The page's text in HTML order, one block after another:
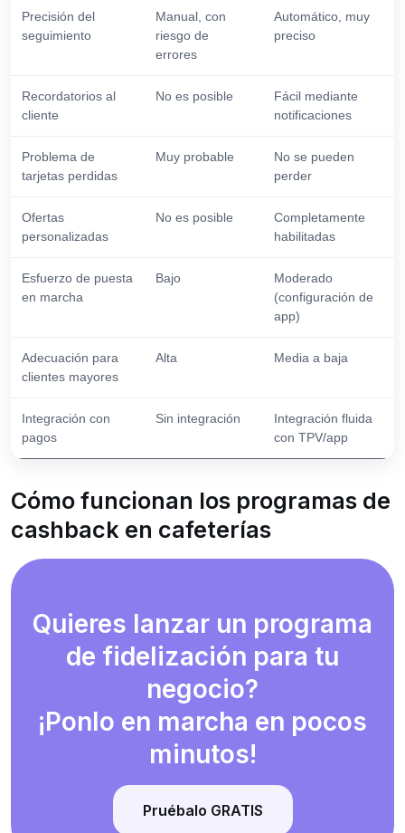
Precisión del
seguimiento
Manual, con
riesgo de
errores
Automático, muy
preciso
Recordatorios al
cliente
No es posible
Fácil mediante
notificaciones
Problema de
tarjetas perdidas
Muy probable
No se pueden
perder
Ofertas
personalizadas
No es posible
Completamente
habilitadas
Esfuerzo de puesta
en marcha
Bajo
Moderado
(configuración de
app)
Adecuación para
clientes mayores
Alta Media a baja
Integración con
pagos
Sin integración
Integración fluida
con TPV/app
Cómo funcionan los programas de
cashback en cafeterías
Quieres lanzar un programa
de fidelización para tu
negocio?
¡Ponlo en marcha en pocos
minutos!
Pruébalo GRATIS